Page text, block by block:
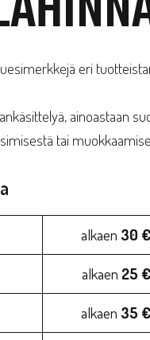
eri
ainoastaan
tai
alkaen 30 €
alkaen 25 €
alkaen 35 €